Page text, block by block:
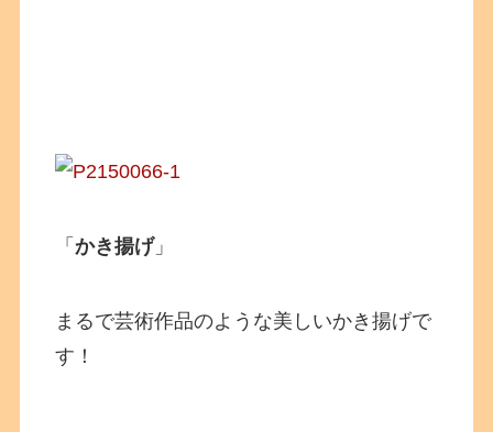
「かき揚げ」
まるで芸術作品のような美しいかき揚げで
す！